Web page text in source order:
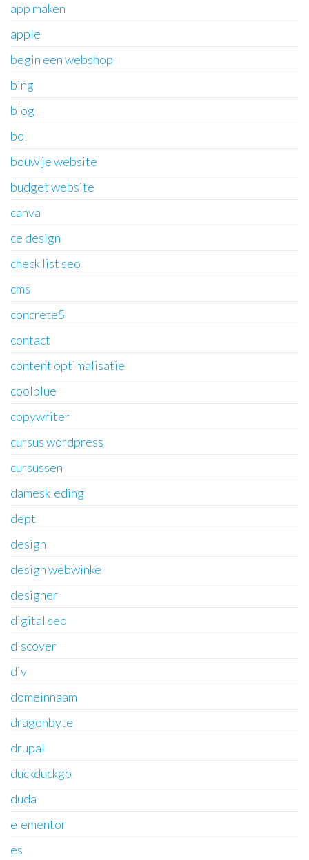
app maken
apple
begin een webshop
bing
blog
bol
bouw je website
budget website
canva
ce design
check list seo
cms
concrete5
contact
content optimalisatie
coolblue
copywriter
cursus wordpress
cursussen
dameskleding
dept
design
design webwinkel
designer
digital seo
discover
div
domeinnaam
dragonbyte
drupal
duckduckgo
duda
elementor
es